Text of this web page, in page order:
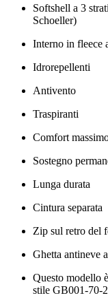
Softshell a 3
Schoeller)
Interno in fleece
Idrorepellenti
Antivento
Traspiranti
Comfort
Sostegno
Lunga durata
Cintura separata
Zip sul retro del
Ghetta antineve
Questo modello
stile